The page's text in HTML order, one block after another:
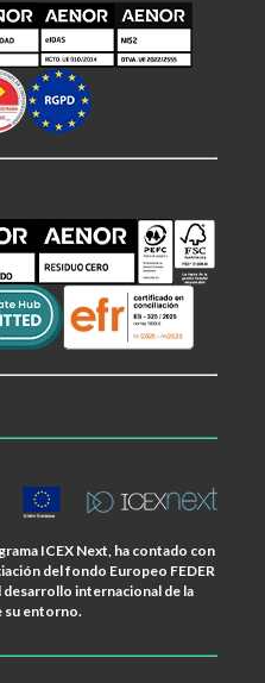
ICEX Next, ha contado con
del fondo Europeo FEDER
internacional de la
su entorno.